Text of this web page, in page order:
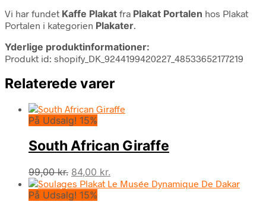
Vi har fundet Kaffe Plakat fra Plakat Portalen hos Plakat
Portalen i kategorien Plakater.
Yderlige produktinformationer:
Produkt id: shopify_DK_9244199420227_48533652177219
Relaterede varer
På Udsalg! 15%
South African Giraffe
99,00kr. Den
oprindelige
pris
84,00 kr.
aktuelle
På Udsalg! 15%